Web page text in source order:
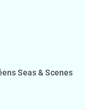
Seas & Scenes